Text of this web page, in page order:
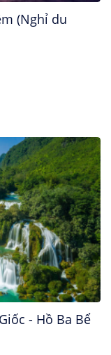
(Nghỉ du
- Hồ Ba Bể